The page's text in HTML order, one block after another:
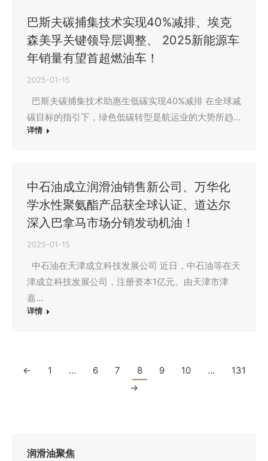
巴斯夫碳捕集技术实现40%减排、埃克
森美孚关键领导层调整、 2025新能源车
年销量有望首超燃油车！
2025-01-15
巴斯夫碳捕集技术助惠生低碳实现40%减排 在全球减
碳目标的指引下，绿色低碳转型是航运业的大势所趋…
详情
中石油成立润滑油销售新公司、万华化
学水性聚氨酯产品获全球认证、道达尔
深入巴拿马市场分销发动机油！
2025-01-15
中石油在天津成立科技发展公司 近日，中石油等在天
津成立科技发展公司，注册资本1亿元。由天津市津
嘉…
详情
← 1 … 6 7 8 9 10 …
131
→
润滑油聚焦